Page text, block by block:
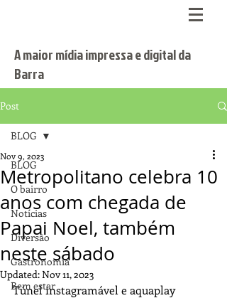
A maior mídia impressa e digital da
Barra
Post
BLOG
O bairro
Notícias
Diversão
Gastronomia
Bem estar
BLOG
Metropolitano celebra 10
anos com chegada de
Papai Noel, também
neste sábado
Nov 9, 2023
Updated:Nov 11, 2023
Túnel instagramável e aquaplay